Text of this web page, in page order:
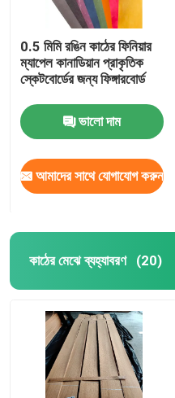
0.5 মিমি রঙিন কাঠের ফিনিয়ার
ম্যাপেল কানাডিয়ান প্রাকৃতিক
স্কেটবোর্ডের জন্য ফিঙ্গারবোর্ড
ভালো দাম
আমাদের সাথে যোগাযোগ করুন
কাঠের মেঝে ব্যহ্যাবরণ (20)